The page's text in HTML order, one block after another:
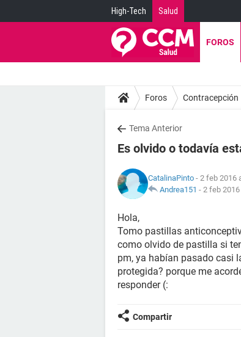
High-Tech Salud
FOROS
Foros Contracepción
Tema Anterior
Es olvido o todavía
CatalinaPinto - 2 feb 2016
Andrea151 - 2 feb
Hola,
Tomo pastillas
como olvido de pastilla si
pm, ya habían pasado casi
protegida? porque me
responder (:
Compartir